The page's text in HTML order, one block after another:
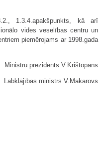
1.3.4.apakšpunkts, kā arī
vides veselības centru un
piemērojams ar 1998.gada
Ministru prezidents V.Krištopans
Labklājības ministrs V.Makarovs